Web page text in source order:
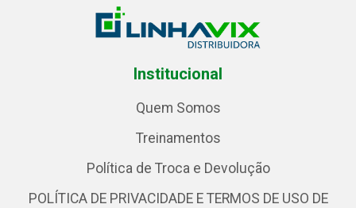
Institucional
Quem Somos
Treinamentos
Política de Troca e Devolução
POLÍTICA DE PRIVACIDADE E TERMOS DE USO DE